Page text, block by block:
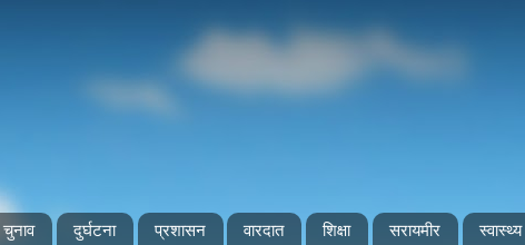
चुनाव दुर्घटना प्रशासन वारदात शिक्षा सरायमीर स्वास्थ्य